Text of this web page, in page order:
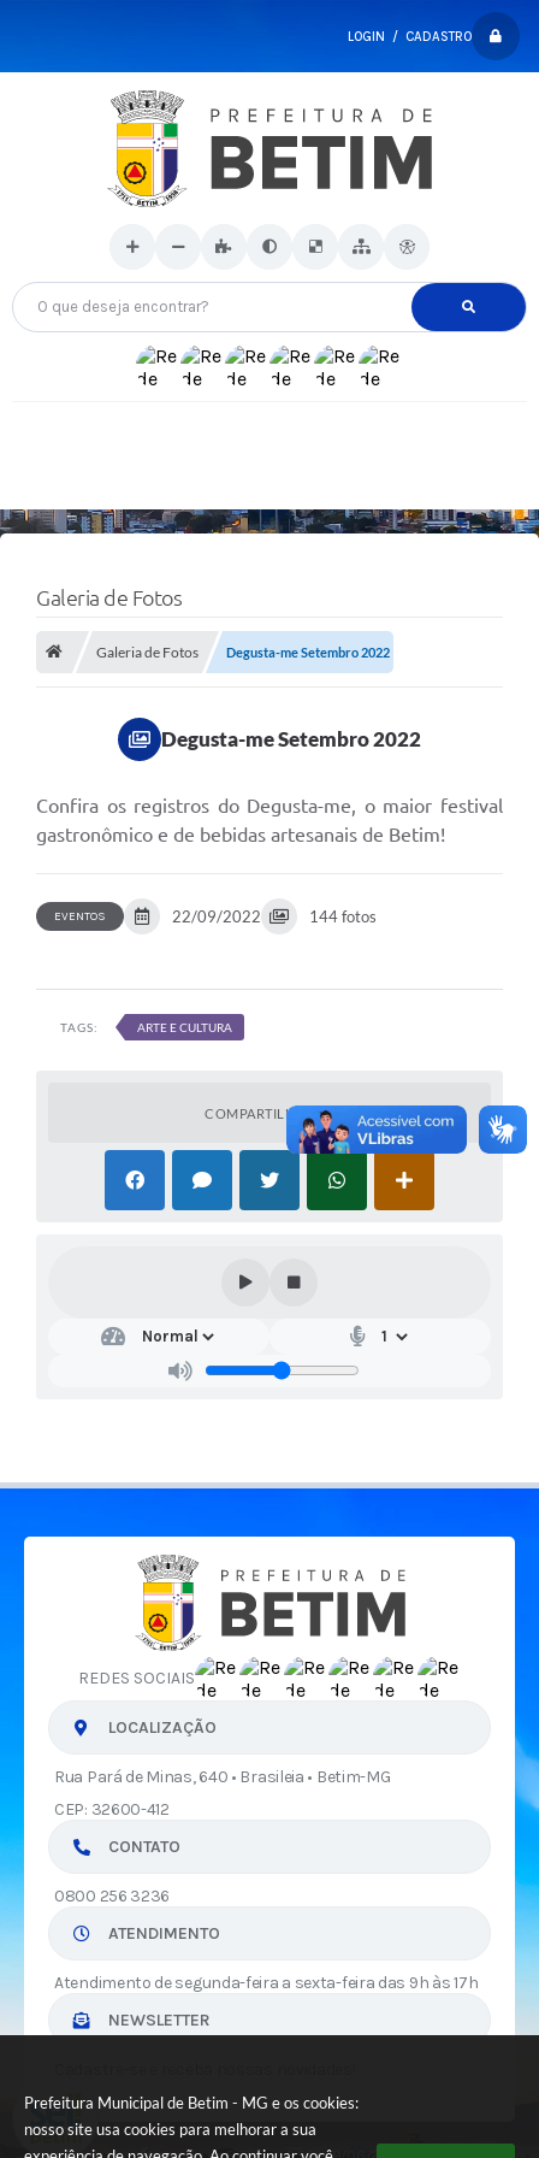
Prefeitura Municipal de Betim - MG e os cookies:
nosso site usa cookies para melhorar a sua
LOGIN / CADASTRO
O que deseja encontrar?
Galeria de Fotos
Galeria de Fotos Degusta-me Setembro 2022
Degusta-me Setembro 2022
Confira os registros do Degusta-me, o maior festival
gastronômico e de bebidas artesanais de Betim!
EVENTOS 22/09/2022 144 fotos
TAGS: ARTE E CULTURA
COMPARTILHAR
REDES SOCIAIS
LOCALIZAÇÃO
Rua Pará de Minas, 640 • Brasileia • Betim-MG
CEP: 32600-412
CONTATO
0800 256 3236
ATENDIMENTO
Atendimento de segunda-feira a sexta-feira das 9h às 17h
NEWSLETTER